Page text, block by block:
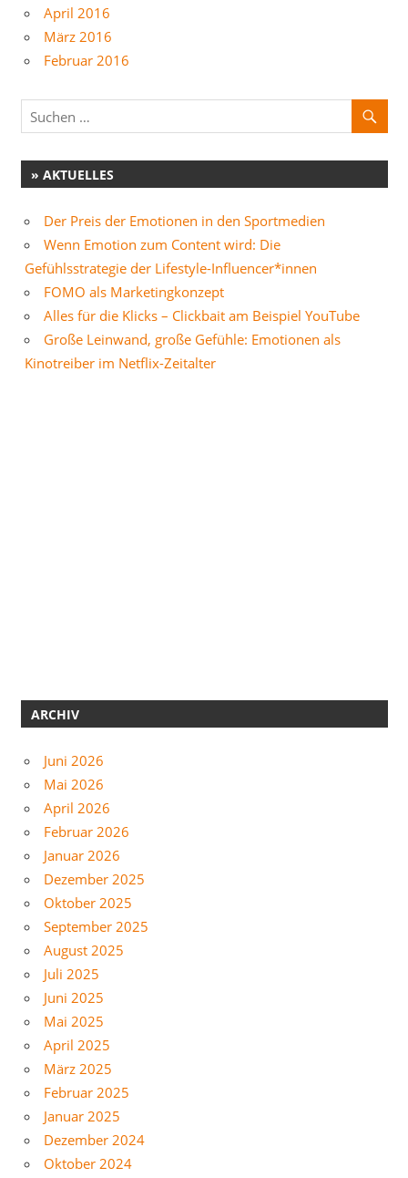
April 2016
März 2016
Februar 2016
» AKTUELLES
Der Preis der Emotionen in den Sportmedien
Wenn Emotion zum Content wird: Die
Gefühlsstrategie der Lifestyle-Influencer*innen
FOMO als Marketingkonzept
Alles für die Klicks – Clickbait am Beispiel YouTube
Große Leinwand, große Gefühle: Emotionen als
Kinotreiber im Netflix-Zeitalter
ARCHIV
Juni 2026
Mai 2026
April 2026
Februar 2026
Januar 2026
Dezember 2025
Oktober 2025
September 2025
August 2025
Juli 2025
Juni 2025
Mai 2025
April 2025
März 2025
Februar 2025
Januar 2025
Dezember 2024
Oktober 2024